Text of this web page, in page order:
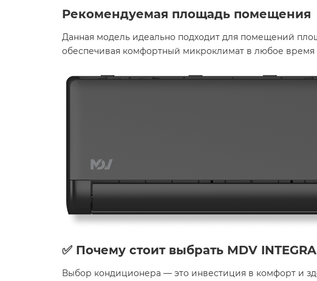
Рекомендуемая площадь помещения
Данная модель идеально подходит для помещений
обеспечивая комфортный микроклимат в любое время
✅ Почему стоит выбрать MDV
Выбор кондиционера — это инвестиция в комфорт и